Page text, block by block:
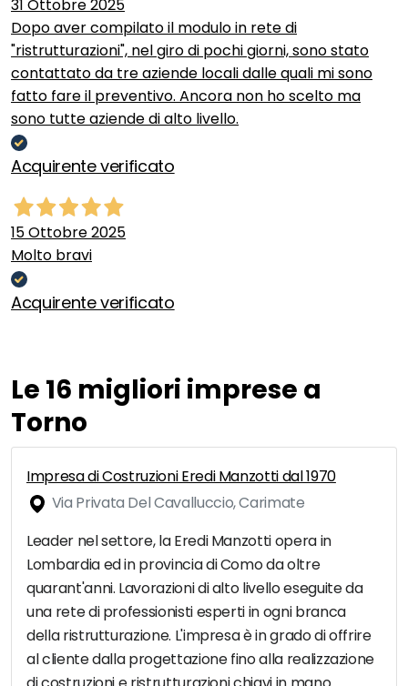
31 Ottobre 2025
Dopo aver compilato il modulo in rete di
"ristrutturazioni", nel giro di pochi giorni, sono stato
contattato da tre aziende locali dalle quali mi sono
fatto fare il preventivo. Ancora non ho scelto ma
sono tutte aziende di alto livello.
Acquirente verificato
15 Ottobre 2025
Molto bravi
Acquirente verificato
Le 16 migliori imprese a
Torno
Impresa di Costruzioni Eredi Manzotti dal 1970
Via Privata Del Cavalluccio, Carimate
Leader nel settore, la Eredi Manzotti opera in
Lombardia ed in provincia di Como da oltre
quarant'anni. Lavorazioni di alto livello eseguite da
una rete di professionisti esperti in ogni branca
della ristrutturazione. L'impresa è in grado di offrire
al cliente dalla progettazione fino alla realizzazione